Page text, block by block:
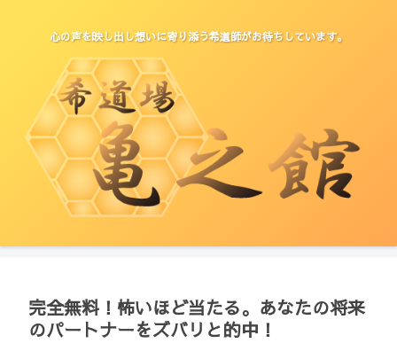
心の声を映し出し想いに寄り添う希道師がお待ちしています。
完全無料！怖いほど当たる。あなたの将来
のパートナーをズバリと的中！